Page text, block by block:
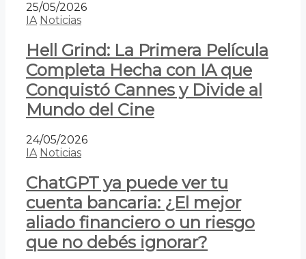
25/05/2026
IA Noticias
Hell Grind: La Primera Película
Completa Hecha con IA que
Conquistó Cannes y Divide al
Mundo del Cine
24/05/2026
IA Noticias
ChatGPT ya puede ver tu
cuenta bancaria: ¿El mejor
aliado financiero o un riesgo
que no debés ignorar?